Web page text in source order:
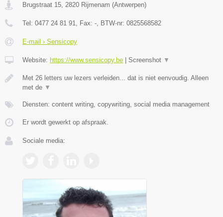
Brugstraat 15 2820 Rijmenam (Antwerpen)
Tel: 0477 24 81 91 , Fax: - , BTW-nr: 0825568582
E-mail › Sensicopy
Website: https://www.sensicopy.be | Screenshot ▼
Met 26 letters uw lezers verleiden... dat is niet eenvoudig. Alleen
met de ▼
Diensten: content writing, copywriting, social media management
Er wordt gewerkt op afspraak.
Sociale media: